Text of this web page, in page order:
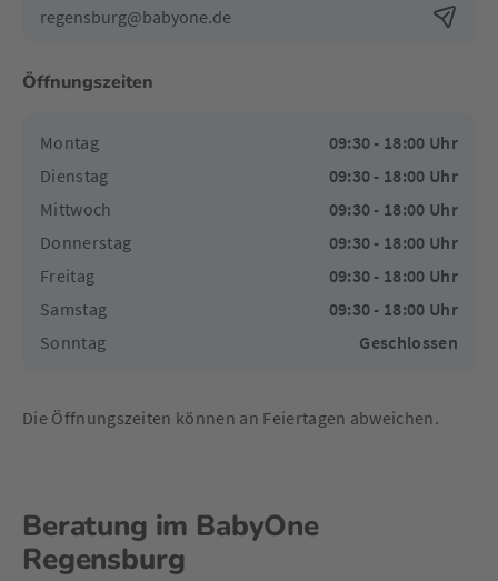
regensburg@babyone.de
Öffnungszeiten
Montag
09:30 - 18:00 Uhr
Dienstag
09:30 - 18:00 Uhr
Mittwoch
09:30 - 18:00 Uhr
Donnerstag
09:30 - 18:00 Uhr
Freitag
09:30 - 18:00 Uhr
Samstag
09:30 - 18:00 Uhr
Sonntag
Geschlossen
Die Öffnungszeiten können an Feiertagen abweichen.
Beratung im BabyOne
Regensburg